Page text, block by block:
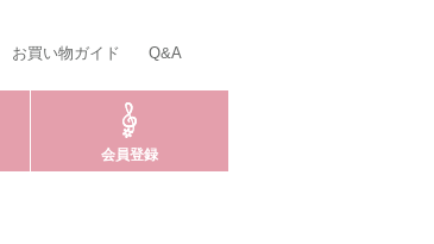
お買い物ガイド Q&A
会員登録